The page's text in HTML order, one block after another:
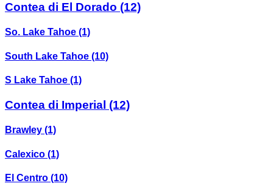
Contea di El Dorado (12)
So. Lake Tahoe (1)
South Lake Tahoe (10)
S Lake Tahoe (1)
Contea di Imperial (12)
Brawley (1)
Calexico (1)
El Centro (10)